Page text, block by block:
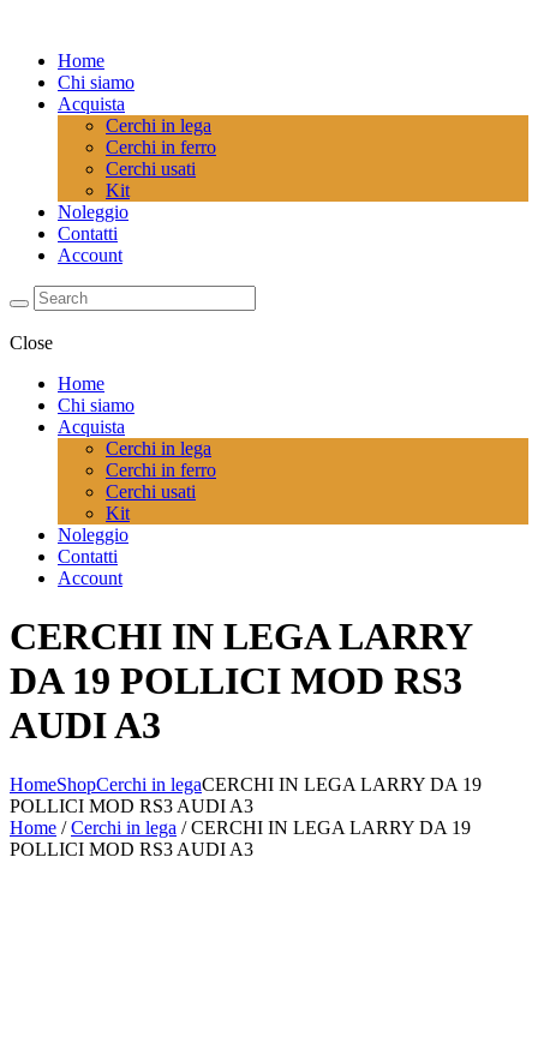
Home
Chi siamo
Acquista
Cerchi in lega
Cerchi in ferro
Cerchi usati
Kit
Noleggio
Contatti
Account
Close
Home
Chi siamo
Acquista
Cerchi in lega
Cerchi in ferro
Cerchi usati
Kit
Noleggio
Contatti
Account
CERCHI IN LEGA LARRY
DA 19 POLLICI MOD RS3
AUDI A3
HomeShopCerchi in legaCERCHI IN LEGA LARRY DA 19
POLLICI MOD RS3 AUDI A3
Home /Cerchi in lega / CERCHI IN LEGA LARRY DA 19
POLLICI MOD RS3 AUDI A3